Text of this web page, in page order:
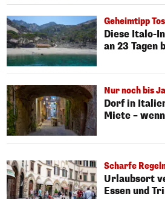
Geheimtipp
Diese Italo-
an 23 Tagen
Nur noch bis
Dorf in
Miete –
Scharfe
Urlaubsort
Essen und